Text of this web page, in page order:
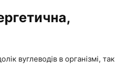
вуглеводів в організмі, так